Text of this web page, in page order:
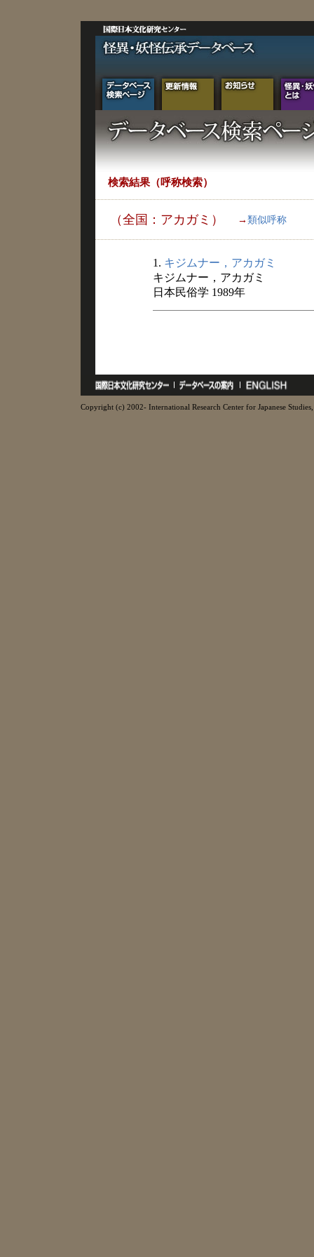
検索結果（呼称検索）
（全国：アカガミ） → 類似呼称
1. キジムナー，アカガミ
キジムナー，アカガミ
日本民俗学 1989年
Copyright (c) 2002- International Research Center for Japanese